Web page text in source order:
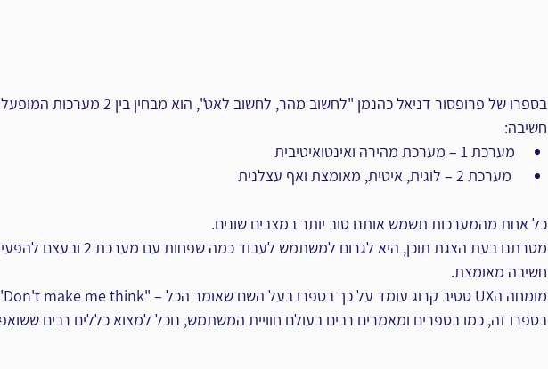
בספרו של פרופסור דניאל כהנמן "לחשוב מהר, לחשוב
חשיבה:
מערכת 1 – מערכת מהירה ואינטואיטיבית
כל אחת מהמערכות תשמש אותנו טוב יותר במצבים שונים.
מטרתנו בעת הצגת תוכן, היא לגרום למשתמש
חשיבה מאומצת.
מומחה הUX סטיב קרוג עומד על כך בספרו בעל השם שאומר הכל – "Don't make me think" (
בספרו זה, כמו בספרים ומאמרים רבים בעולם חוויית המשתמש, נוכל למצוא כללים רבים